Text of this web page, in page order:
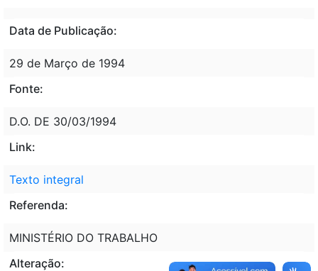
Data de Publicação:
29 de Março de 1994
Fonte:
D.O. DE 30/03/1994
Link:
Texto integral
Referenda:
MINISTÉRIO DO TRABALHO
Alteração: